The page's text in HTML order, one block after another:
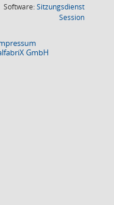
Software:Sitzungsdienst
Session(Wird in
GmbH